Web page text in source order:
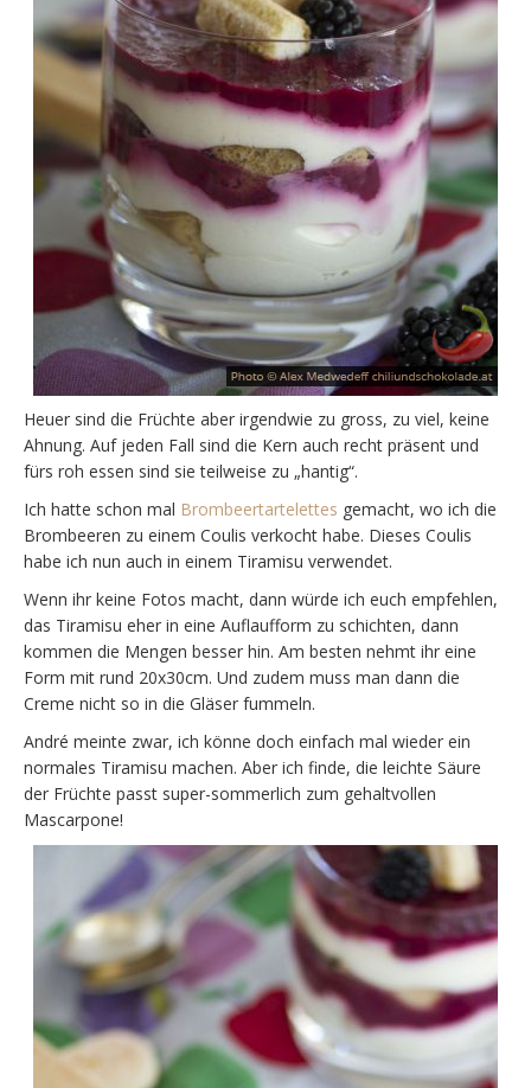
Heuer sind die Früchte aber irgendwie zu gross, zu viel, keine
Ahnung. Auf jeden Fall sind die Kern auch recht präsent und
fürs roh essen sind sie teilweise zu „hantig“.
Ich hatte schon mal Brombeertartelettes gemacht, wo ich die
Brombeeren zu einem Coulis verkocht habe. Dieses Coulis
habe ich nun auch in einem Tiramisu verwendet.
Wenn ihr keine Fotos macht, dann würde ich euch empfehlen,
das Tiramisu eher in eine Auflaufform zu schichten, dann
kommen die Mengen besser hin. Am besten nehmt ihr eine
Form mit rund 20x30cm. Und zudem muss man dann die
Creme nicht so in die Gläser fummeln.
André meinte zwar, ich könne doch einfach mal wieder ein
normales Tiramisu machen. Aber ich finde, die leichte Säure
der Früchte passt super-sommerlich zum gehaltvollen
Mascarpone!